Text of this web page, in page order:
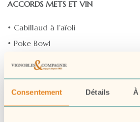
Consentement Détails À
ACCORDS METS ET VIN
• Cabillaud à l’aïoli
• Poke Bowl
• Pâtes au gorgonzola
INFORMEZ-VOUS
INGREDIENTS & DECLARATION